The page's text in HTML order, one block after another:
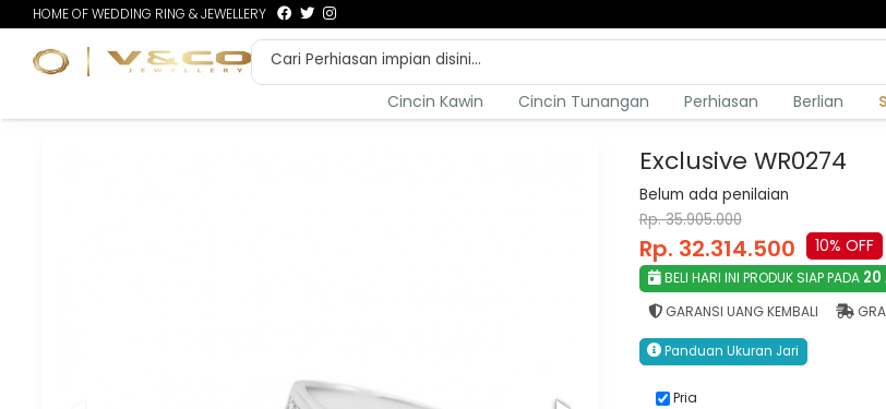
HOME OF WEDDING RING & JEWELLERY
Cincin Kawin Cincin Tunangan Perhiasan Berlian
Exclusive WR0274
Belum ada penilaian
Rp. 35.905.000
Rp. 32.314.500 10% OFF
BELI HARI INI PRODUK SIAP PADA 20
GARANSI UANG KEMBALI
Panduan Ukuran Jari
Pria